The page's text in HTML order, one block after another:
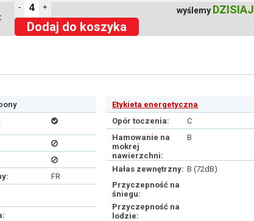
wyślemy DZISIAJ
- +
Dodaj do koszyka
FR
Etykieta energetyczna
Opór toczenia:
C
Hamowanie na
mokrej
nawierzchni:
B
Hałas zewnętrzny: B (72dB)
Przyczepność na
śniegu:
Przyczepność na
lodzie: